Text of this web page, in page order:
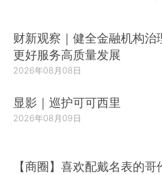
财新观察｜健全金融机构治
更好服务高质量发展
2026年08月08日
显影｜巡护可可西里
2026年08月09日
【商圈】喜欢配戴名表的哥